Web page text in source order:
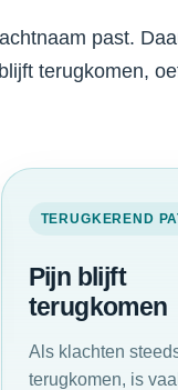
past.
terugkomen,
TERUGKEREND
Pijn blijft
terugkomen
Als klachten
terugkomen, is